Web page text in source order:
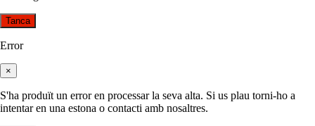
Tanca
Error
×
S'ha produït un error en processar la seva alta. Si us plau torni-ho a
intentar en una estona o contacti amb nosaltres.